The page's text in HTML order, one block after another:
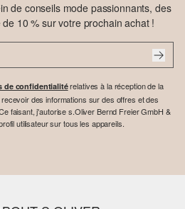
de conseils mode passionnants, des
10 % sur votre prochain achat !
de confidentialitérelatives à la réception de la
des informations sur des offres et des
faisant, j'autorise s.Oliver Bernd Freier GmbH &
utilisateur sur tous les appareils.